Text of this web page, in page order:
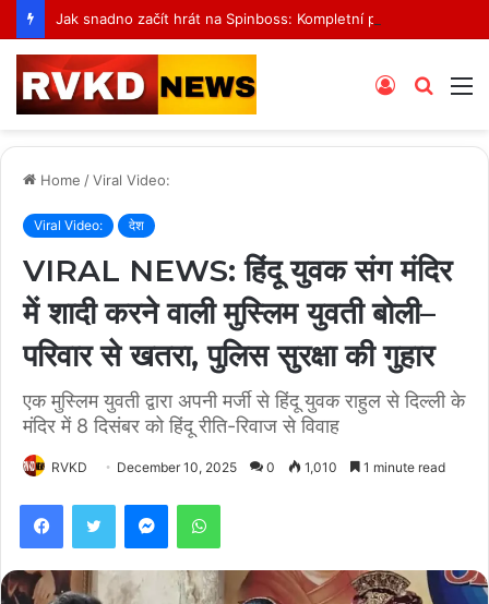
Search
Log
Home /Viral Video:
Viral Video: देश
VIRAL NEWS: हिंदू युवक संग मंदिर
में शादी करने वाली मुस्लिम युवती बोली–
परिवार से खतरा, पुलिस सुरक्षा की गुहार
एक मुस्लिम युवती द्वारा अपनी मर्जी से हिंदू युवक राहुल से दिल्ली के
मंदिर में 8 दिसंबर को हिंदू रीति-रिवाज से विवाह
RVKD December 10, 2025 0 1,010 1 minute read
FacebookTwitter MessengerWhatsApp